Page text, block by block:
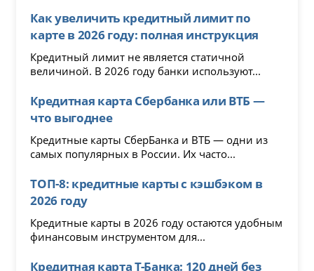
Как увеличить кредитный лимит по
карте в 2026 году: полная инструкция
Кредитный лимит не является статичной
величиной. В 2026 году банки используют...
Кредитная карта Сбербанка или ВТБ —
что выгоднее
Кредитные карты СберБанка и ВТБ — одни из
самых популярных в России. Их часто...
ТОП-8: кредитные карты с кэшбэком в
2026 году
Кредитные карты в 2026 году остаются удобным
финансовым инструментом для...
Кредитная карта Т-Банка: 120 дней без